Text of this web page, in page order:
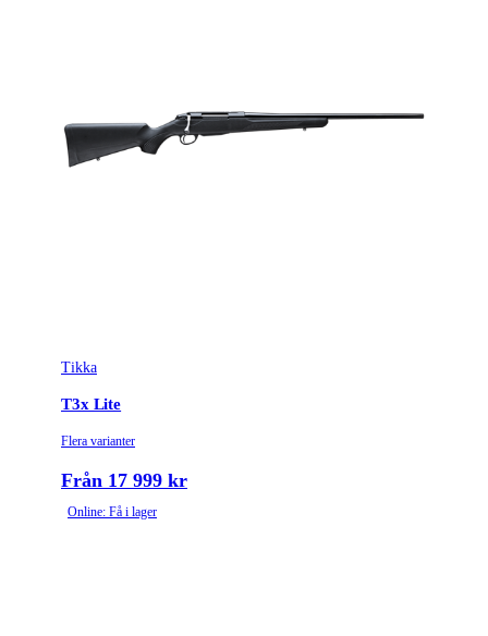
Tikka
T3x Lite
Flera varianter
Från 17 999 kr
Online: Få i lager